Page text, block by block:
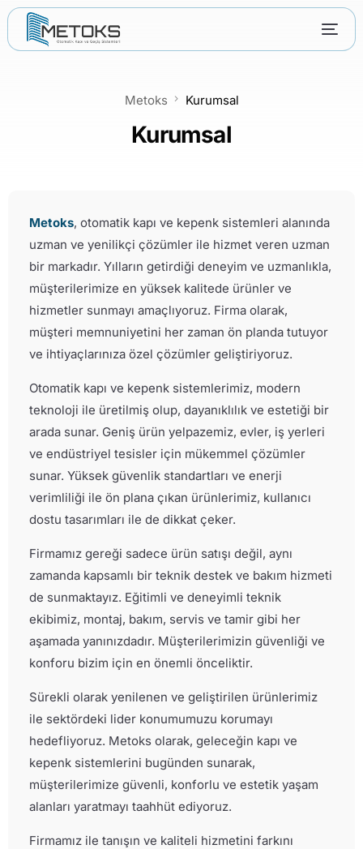
Metoks Kurumsal
Kurumsal
Metoks, otomatik kapı ve kepenk sistemleri alanında
uzman ve yenilikçi çözümler ile hizmet veren uzman
bir markadır. Yılların getirdiği deneyim ve uzmanlıkla,
müşterilerimize en yüksek kalitede ürünler ve
hizmetler sunmayı amaçlıyoruz. Firma olarak,
müşteri memnuniyetini her zaman ön planda tutuyor
ve ihtiyaçlarınıza özel çözümler geliştiriyoruz.
Otomatik kapı ve kepenk sistemlerimiz, modern
teknoloji ile üretilmiş olup, dayanıklılık ve estetiği bir
arada sunar. Geniş ürün yelpazemiz, evler, iş yerleri
ve endüstriyel tesisler için mükemmel çözümler
sunar. Yüksek güvenlik standartları ve enerji
verimliliği ile ön plana çıkan ürünlerimiz, kullanıcı
dostu tasarımları ile de dikkat çeker.
Firmamız gereği sadece ürün satışı değil, aynı
zamanda kapsamlı bir teknik destek ve bakım hizmeti
de sunmaktayız. Eğitimli ve deneyimli teknik
ekibimiz, montaj, bakım, servis ve tamir gibi her
aşamada yanınızdadır. Müşterilerimizin güvenliği ve
konforu bizim için en önemli önceliktir.
Sürekli olarak yenilenen ve geliştirilen ürünlerimiz
ile sektördeki lider konumumuzu korumayı
hedefliyoruz. Metoks olarak, geleceğin kapı ve
kepenk sistemlerini bugünden sunarak,
müşterilerimize güvenli, konforlu ve estetik yaşam
alanları yaratmayı taahhüt ediyoruz.
Firmamız ile tanışın ve kaliteli hizmetini farkını